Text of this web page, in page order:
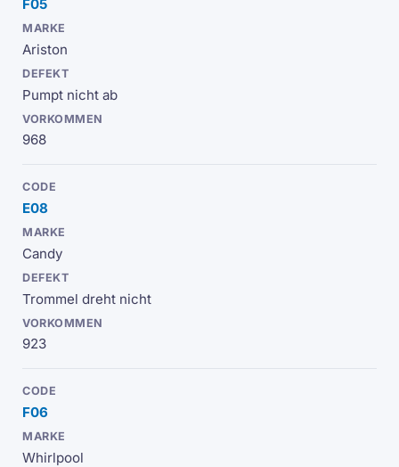
F05
Ariston
Pumpt nicht ab
968
E08
Candy
Trommel dreht nicht
923
F06
Whirlpool